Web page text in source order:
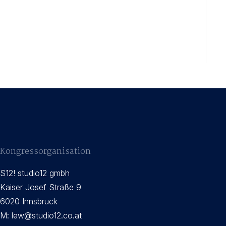
Kongressorganisation
S12! studio12 gmbh
Kaiser Josef Straße 9
6020 Innsbruck
M: lew@studio12.co.at